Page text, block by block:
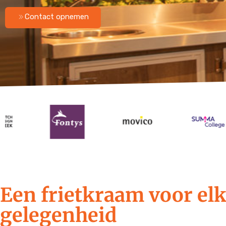
Contact opnemen
Een frietkraam voor
gelegenheid